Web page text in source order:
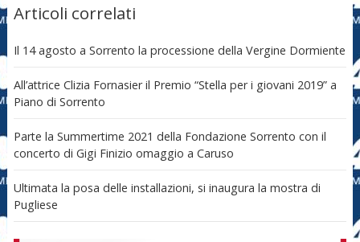
Articoli correlati
Il 14 agosto a Sorrento la processione della Vergine Dormiente
All’attrice Clizia Fornasier il Premio “Stella per i giovani 2019” a
Piano di Sorrento
Parte la Summertime 2021 della Fondazione Sorrento con il
concerto di Gigi Finizio omaggio a Caruso
Ultimata la posa delle installazioni, si inaugura la mostra di
Pugliese